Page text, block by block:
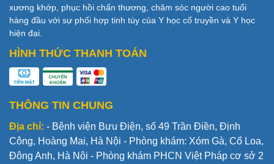
xương khớp, phục hồi chấn thương, chăm sóc người cao tuổi
hàng đầu với sự phối hợp tinh túy của Y học cổ truyền và Y học
hiện đại.
HÌNH THỨC THANH TOÁN
THÔNG TIN CHUNG
Địa chỉ: - Bệnh viện Bưu Điện, số 49 Trần Điền, Định
Công, Hoàng Mai, Hà Nội - Phòng khám: Xóm Gà, Cổ Loa,
Đông Anh, Hà Nội - Phòng khám PHCN Việt Pháp cơ sở 2